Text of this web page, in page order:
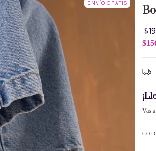
ENVÍO GRATIS
Vas